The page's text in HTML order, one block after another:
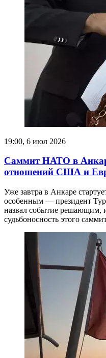
19:00, 6 июл 2026
Саммит НАТО в
отношений США и
Уже завтра в Анкаре
особенным — президент
назвал событие решающим,
судьбоносность этого